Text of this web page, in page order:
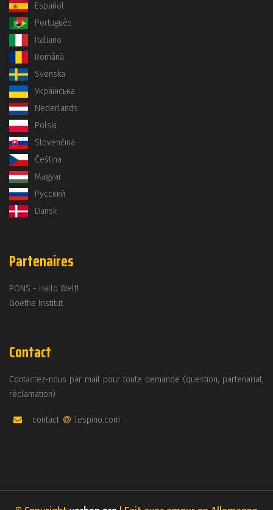
Español
Português
Italiano
Română
Svenska
Українська
Nederlands
Polski
Slovenčina
Čeština
Magyar
Русский
Dansk
Partenaires
PONS - Hallo Welt!
Goethe Institut
Contact
Contactez-nous par mail pour toute demande (question, partenariat,
réclamation)
contact lespino.com